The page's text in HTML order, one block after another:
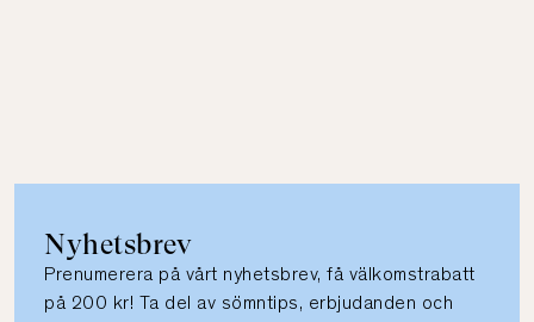
Nyhetsbrev
Prenumerera på vårt nyhetsbrev, få välkomstrabatt
på 200 kr! Ta del av sömntips, erbjudanden och